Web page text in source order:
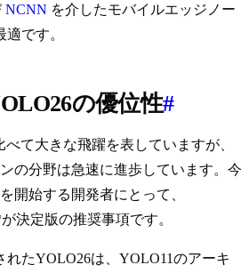
NCNN を介したモバイルエッジノー
です。
の優位性#
て大きな飛躍を表していますが、
の分野は急速に進歩しています。今
開始する開発者にとって、
決定版の推奨事項です。
れたYOLO26は、YOLO11のアーキ